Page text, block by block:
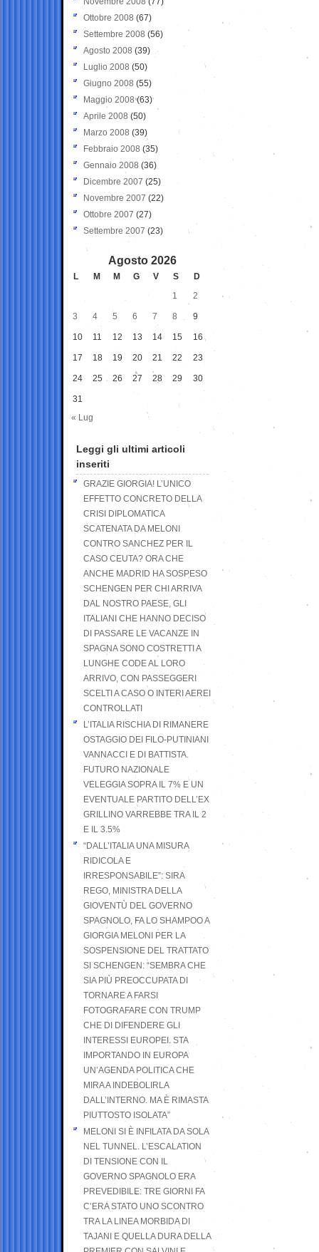
Ottobre 2008 (67)
Settembre 2008 (56)
Agosto 2008 (39)
Luglio 2008 (50)
Giugno 2008 (55)
Maggio 2008(63)
Aprile 2008 (50)
Marzo 2008 (39)
Febbraio 2008 (35)
Gennaio 2008 (36)
Dicembre 2007 (25)
Novembre 2007 (22)
Ottobre 2007 (27)
Settembre 2007 (23)
Agosto 2026
L M M G V S
D
1
2
3 4 5 6 7 8 9
10 11 12 13 14 15 16
17 18 19 20 21 22 23
24 25 26 27 28 29 30
31
« Lug
Leggi gli ultimi articoli
inseriti
GRAZIE GIORGIA! L’UNICO
EFFETTO CONCRETO DELLA
CRISI DIPLOMATICA
SCATENATA DA MELONI
CONTRO SANCHEZ PER IL
CASO CEUTA? ORA CHE
ANCHE MADRID HA SOSPESO
SCHENGEN PER CHI ARRIVA
DAL NOSTRO PAESE, GLI
ITALIANI CHE HANNO DECISO
DI PASSARE LE VACANZE IN
SPAGNA SONO COSTRETTI A
LUNGHE CODE AL LORO
ARRIVO, CON PASSEGGERI
SCELTI A CASO O INTERI AEREI
CONTROLLATI
L’ITALIA RISCHIA DI RIMANERE
OSTAGGIO DEI FILO-PUTINIANI
VANNACCI E DI BATTISTA.
FUTURO NAZIONALE
VELEGGIA SOPRA IL 7% E UN
EVENTUALE PARTITO DELL’EX
GRILLINO VARREBBE TRA IL 2
E IL 3.5%
“DALL’ITALIA UNA MISURA
RIDICOLA E
IRRESPONSABILE”: SIRA
REGO, MINISTRA DELLA
GIOVENTÙ DEL GOVERNO
SPAGNOLO, FA LO SHAMPOO A
GIORGIA MELONI PER LA
SOSPENSIONE DEL TRATTATO
SI SCHENGEN: “SEMBRA CHE
SIA PIÙ PREOCCUPATA DI
TORNARE A FARSI
FOTOGRAFARE CON TRUMP
CHE DI DIFENDERE GLI
INTERESSI EUROPEI. STA
IMPORTANDO IN EUROPA
UN’AGENDA POLITICA CHE
MIRA A INDEBOLIRLA
DALL’INTERNO. MA È RIMASTA
PIUTTOSTO ISOLATA”
MELONI SI È INFILATA DA SOLA
NEL TUNNEL. L’ESCALATION
DI TENSIONE CON IL
GOVERNO SPAGNOLO ERA
PREVEDIBILE: TRE GIORNI FA
C’ERA STATO UNO SCONTRO
TRA LA LINEA MORBIDA DI
TAJANI E QUELLA DURA DELLA